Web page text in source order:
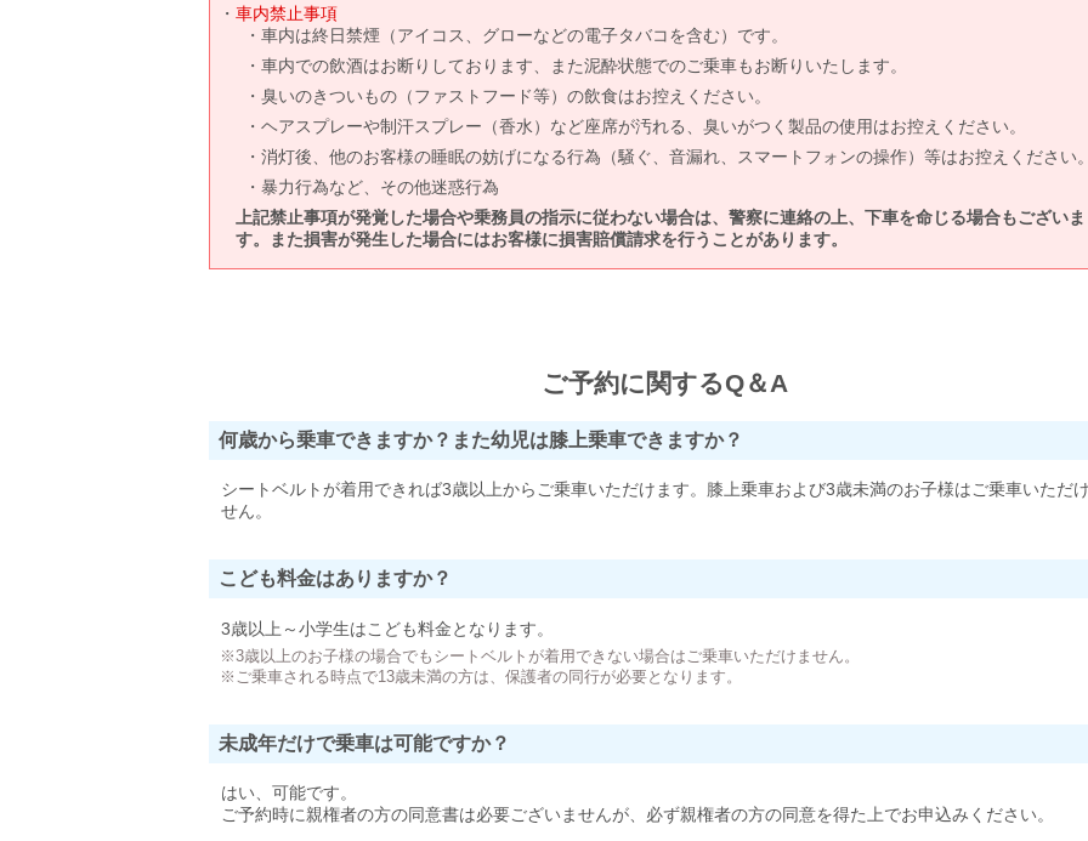
車内禁止事項
車内は終日禁煙（アイコス、グローなどの電子タバコを含む）です。
車内での飲酒はお断りしております、また泥酔状態でのご乗車もお断りいたします。
臭いのきついもの（ファストフード等）の飲食はお控えください。
ヘアスプレーや制汗スプレー（香水）など座席が汚れる、臭いがつく製品の使用はお控えください。
消灯後、他のお客様の睡眠の妨げになる行為（騒ぐ、音漏れ、スマートフォンの操作）等はお控えください
暴力行為など、その他迷惑行為
上記禁止事項が発覚した場合や乗務員の指示に従わない場合は、警察に連絡の上、下車を命じる場合もございま
す。また損害が発生した場合にはお客様に損害賠償請求を行うことがあります。
ご予約に関するQ＆A
何歳から乗車できますか？また幼児は膝上乗車できますか？
シートベルトが着用できれば3歳以上からご乗車いただけます。膝上乗車および3歳未満のお子様はご乗車いただ
せん。
こども料金はありますか？
3歳以上～小学生はこども料金となります。
※3歳以上のお子様の場合でもシートベルトが着用できない場合はご乗車いただけません。
※ご乗車される時点で13歳未満の方は、保護者の同行が必要となります。
未成年だけで乗車は可能ですか？
はい、可能です。
ご予約時に親権者の方の同意書は必要ございませんが、必ず親権者の方の同意を得た上でお申込みください。